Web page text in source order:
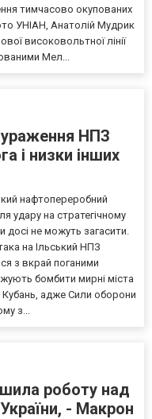
тимчасово окупованих
УНІАН, Анатолій Мудрик
високовольтної лінії
Мел...
ураження НПЗ
і низки інших
нафтопереробний
удару на стратегічному
досі не можуть загасити.
на Ільський НПЗ
з вкрай поганими
бомбити мирні міста
Кубань, адже Сили оборони
з...
роботу над
- Макрон